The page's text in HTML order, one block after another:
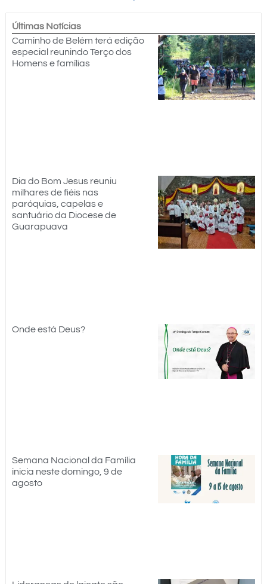
Últimas Notícias
Caminho de Belém terá edição
especial reunindo Terço dos
Homens e famílias
Dia do Bom Jesus reuniu
milhares de fiéis nas
paróquias, capelas e
santuário da Diocese de
Guarapuava
Onde está Deus?
Semana Nacional da Família
inicia neste domingo, 9 de
agosto